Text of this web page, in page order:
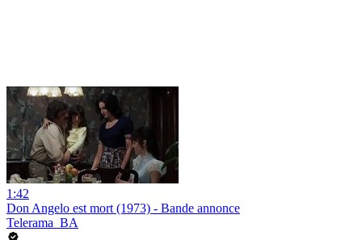
1:42
Don Angelo est mort (1973) - Bande annonce
Telerama_BA